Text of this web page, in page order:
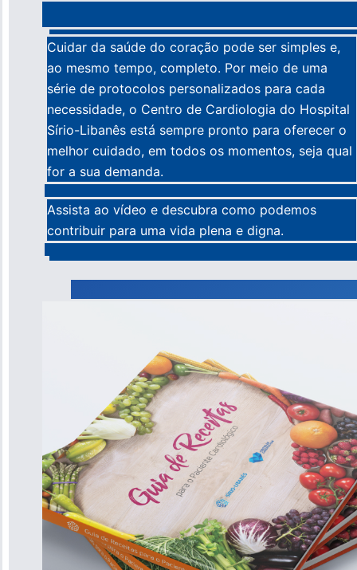
Cuidar da saúde do coração pode ser simples e,
ao mesmo tempo, completo. Por meio de uma
série de protocolos personalizados para cada
necessidade, o Centro de Cardiologia do Hospital
Sírio-Libanês está sempre pronto para oferecer o
melhor cuidado, em todos os momentos, seja qual
for a sua demanda.
Assista ao vídeo e descubra como podemos
contribuir para uma vida plena e digna.